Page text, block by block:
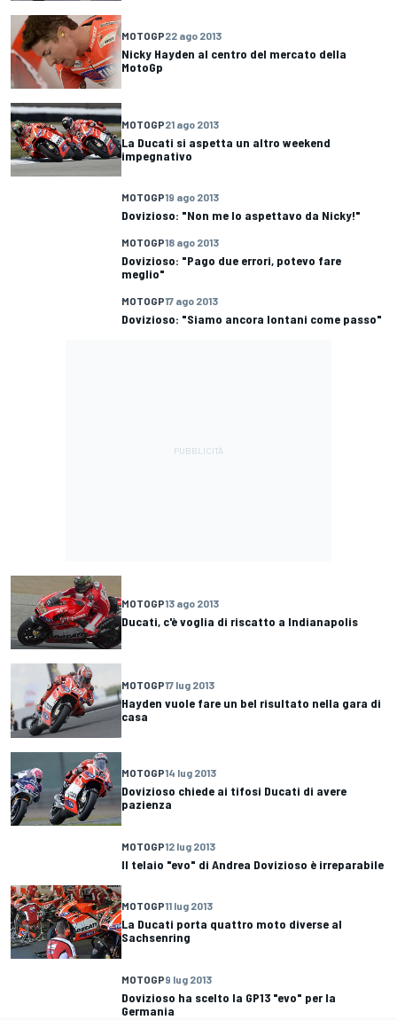
MOTOGP22 ago 2013
Nicky Hayden al centro del mercato della
MotoGp
MOTOGP21 ago 2013
La Ducati si aspetta un altro weekend
impegnativo
MOTOGP19 ago 2013
Dovizioso: "Non me lo aspettavo da Nicky!"
MOTOGP18 ago 2013
Dovizioso: "Pago due errori, potevo fare
meglio"
MOTOGP17 ago 2013
Dovizioso: "Siamo ancora lontani come passo"
MOTOGP13 ago 2013
Ducati, c'è voglia di riscatto a Indianapolis
MOTOGP17 lug 2013
Hayden vuole fare un bel risultato nella gara di
casa
MOTOGP14 lug 2013
Dovizioso chiede ai tifosi Ducati di avere
pazienza
MOTOGP12 lug 2013
Il telaio "evo" di Andrea Dovizioso è irreparabile
MOTOGP11 lug 2013
La Ducati porta quattro moto diverse al
Sachsenring
MOTOGP9 lug 2013
Dovizioso ha scelto la GP13 "evo" per la
Germania